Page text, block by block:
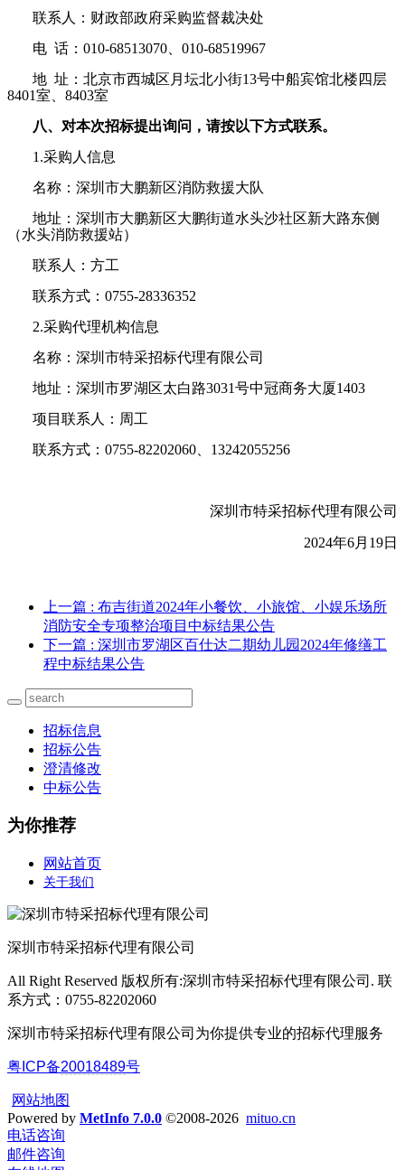
联系人：财政部政府采购监督裁决处
电 话：010-68513070、010-68519967
地 址：北京市西城区月坛北小街13号中船宾馆北楼四层
8401室、8403室
八、对本次招标提出询问，请按以下方式联系。
1.采购人信息
名称：深圳市大鹏新区消防救援大队
地址：深圳市大鹏新区大鹏街道水头沙社区新大路东侧
（水头消防救援站）
联系人：方工
联系方式：0755-28336352
2.采购代理机构信息
名称：深圳市特采招标代理有限公司
地址：深圳市罗湖区太白路3031号中冠商务大厦1403
项目联系人：周工
联系方式：0755-82202060、13242055256
深圳市特采招标代理有限公司
2024年6月19日
上一篇 : 布吉街道2024年小餐饮、小旅馆、小娱乐场所
消防安全专项整治项目中标结果公告
下一篇 : 深圳市罗湖区百仕达二期幼儿园2024年修缮工
程中标结果公告
招标信息
招标公告
澄清修改
中标公告
为你推荐
网站首页
关于我们
深圳市特采招标代理有限公司
All Right Reserved 版权所有:深圳市特采招标代理有限公司. 联
系方式：0755-82202060
深圳市特采招标代理有限公司为你提供专业的招标代理服务
粤ICP备20018489号
网站地图
Powered by MetInfo 7.0.0 ©2008-2026 mituo.cn
电话咨询
邮件咨询